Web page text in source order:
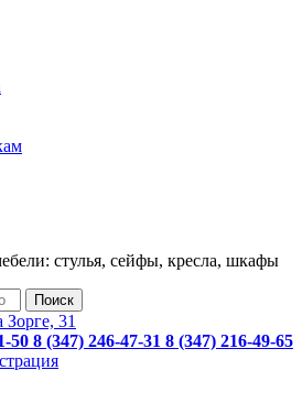
стулья, сейфы, кресла, шкафы
31
50 8 (347) 246-47-31 8 (347) 216-49-65